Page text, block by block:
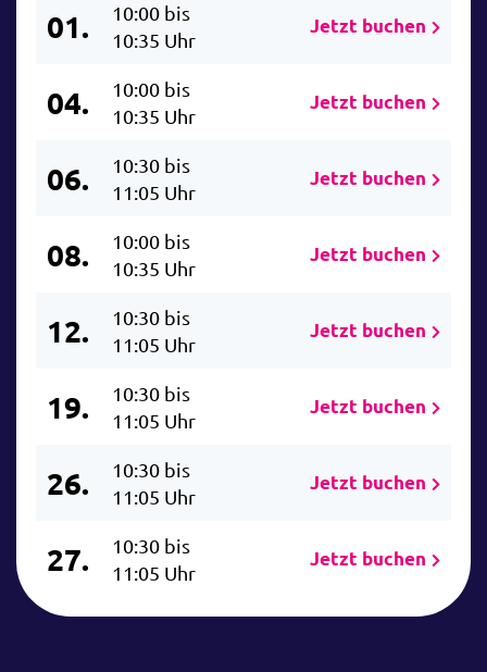
01.
10:00 bis
10:35 Uhr
Jetzt buchen
04.
10:00 bis
10:35 Uhr
Jetzt buchen
06.
10:30 bis
11:05 Uhr
Jetzt buchen
08.
10:00 bis
10:35 Uhr
Jetzt buchen
12.
10:30 bis
11:05 Uhr
Jetzt buchen
19.
10:30 bis
11:05 Uhr
Jetzt buchen
26.
10:30 bis
11:05 Uhr
Jetzt buchen
27.
10:30 bis
11:05 Uhr
Jetzt buchen